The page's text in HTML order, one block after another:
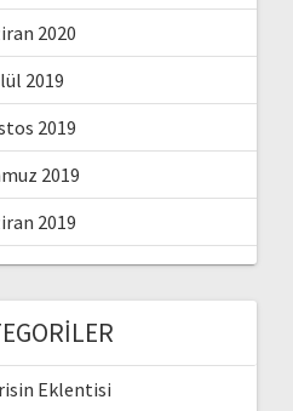
2020
2019
2019
2019
2019
Eklentisi